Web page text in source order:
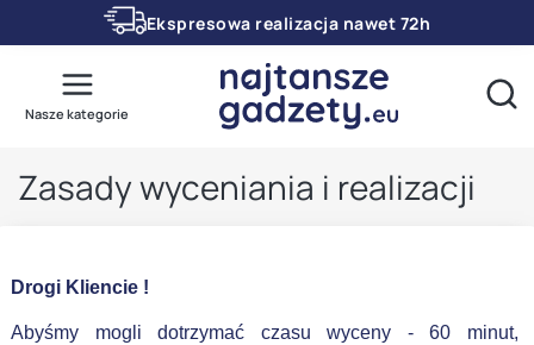
Ekspresowa realizacja nawet 72h
Nasze kategorie
Zasady wyceniania i realizacji
Drogi Kliencie !
Abyśmy mogli dotrzymać czasu wyceny - 60 minut,